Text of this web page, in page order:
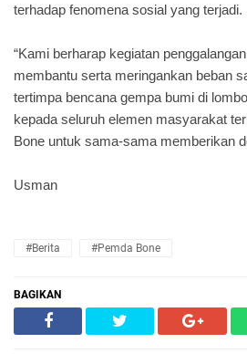
terhadap fenomena sosial yang terjadi.
“Kami berharap kegiatan
membantu serta meringankan beban
tertimpa bencana gempa bumi di
kepada seluruh elemen masyarakat
Bone untuk sama-sama memberikan
Usman
#Berita #Pemda Bone
BAGIKAN